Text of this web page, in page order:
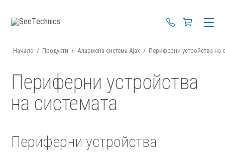
+359 88 670
Начало / Продукти / Алармена система Ajax / Периферни устройства на
Периферни устройства
на системата
Периферни устройства